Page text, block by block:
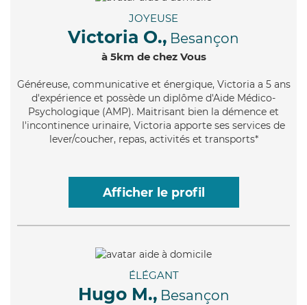
JOYEUSE
Victoria O., Besançon
à 5km de chez Vous
Généreuse, communicative et énergique, Victoria a 5 ans
d'expérience et possède un diplôme d'Aide Médico-
Psychologique (AMP). Maitrisant bien la démence et
l'incontinence urinaire, Victoria apporte ses services de
lever/coucher, repas, activités et transports*
Afficher le profil
ÉLÉGANT
Hugo M., Besançon